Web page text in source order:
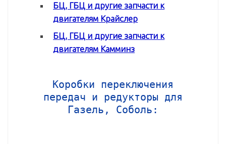
БЦ, ГБЦ и другие запчасти к
двигателям Крайслер
БЦ, ГБЦ и другие запчасти к
двигателям Камминз
Коробки переключения
передач и редукторы для
Газель, Соболь: